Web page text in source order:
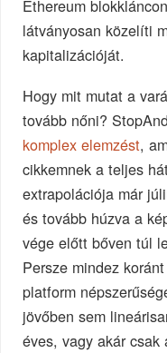
Ethereum
látványosan közelíti
kapitalizációját.
Hogy mit mutat a
tovább nőni?
komplex elemzést,
cikkemnek a teljes
extrapolációja már
és tovább húzva a
vége előtt bőven túl
Persze mindez
platform
jövőben sem
éves, vagy akár